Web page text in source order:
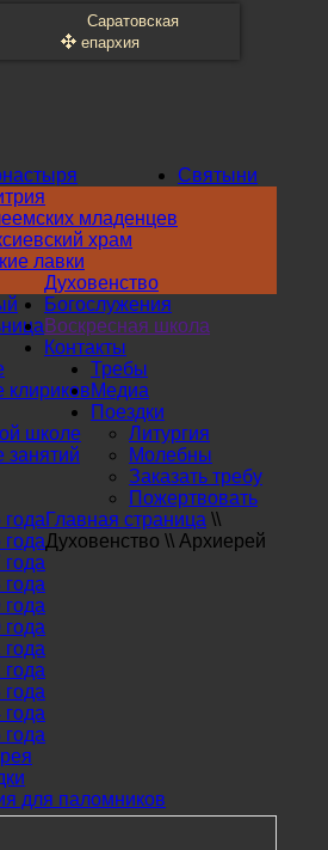
Саратовская
епархия
младенцев
храм
лавки
Святыни
Духовенство
Богослужения
клириков
Воскресная школа
школе
занятий
Контакты
Требы
Литургия
Молебны
Заказать требу
Пожертвовать
Медиа
Поездки
для паломников
Главная страница \\
Духовенство \\ Архиерей